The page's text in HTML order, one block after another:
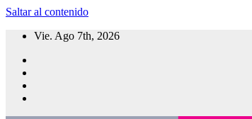
Saltar al contenido
Vie. Ago 7th, 2026